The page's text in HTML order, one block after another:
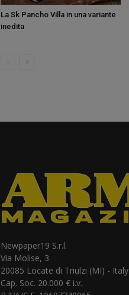
La Sk Pancho Villa in una variante
inedita
Newpaper19 S.r.l.
Via Molise, 3
20085 Locate di Triulzi (MI) - Italy
Cap. Soc. 20.000 € i.v.